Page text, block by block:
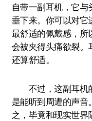
自带一副耳机，它
垂下来。你可以对它
最舒适的佩戴感，所
会被夹得头痛欲裂。
还算舒适。
不过，这副耳机
是能听到周遭的声音
之，毕竟和现实世界